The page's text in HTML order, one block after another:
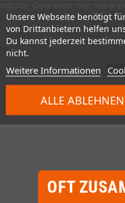
Unsere Webseite benötigt
von Drittanbietern helfen
Du kannst jederzeit
nicht.
Weitere Informationen
ALLE ABLEHNEN
Oder wenn man selber
OFT